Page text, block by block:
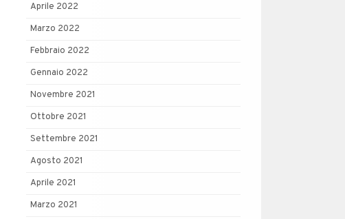
Aprile 2022
Marzo 2022
Febbraio 2022
Gennaio 2022
Novembre 2021
Ottobre 2021
Settembre 2021
Agosto 2021
Aprile 2021
Marzo 2021